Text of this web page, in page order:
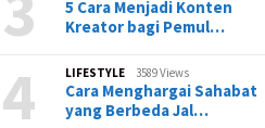
5 Cara Menjadi Konten
Kreator bagi Pemul…
4 LIFESTYLE 3589 Views
Cara Menghargai Sahabat
yang Berbeda Jal…